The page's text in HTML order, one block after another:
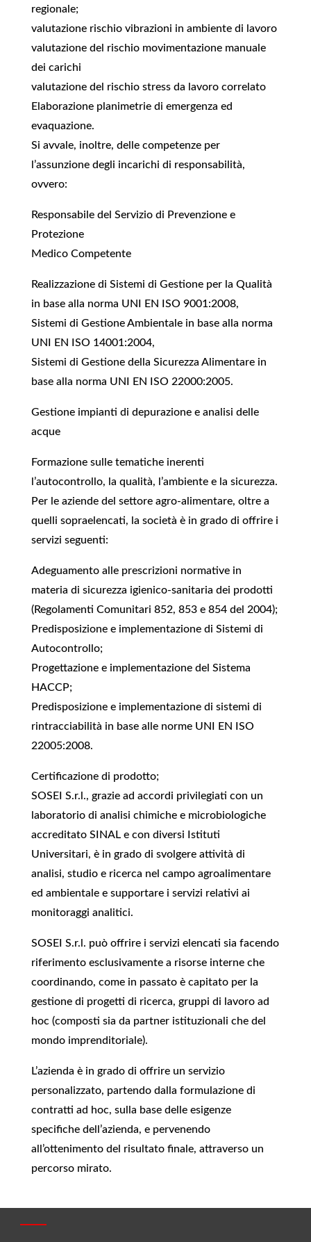
regionale;
valutazione rischio vibrazioni in ambiente di lavoro
valutazione del rischio movimentazione manuale
dei carichi
valutazione del rischio stress da lavoro correlato
Elaborazione planimetrie di emergenza ed
evaquazione.
Si avvale, inoltre, delle competenze per
l’assunzione degli incarichi di responsabilità,
ovvero:
Responsabile del Servizio di Prevenzione e
Protezione
Medico Competente
Realizzazione di Sistemi di Gestione per la Qualità
in base alla norma UNI EN ISO 9001:2008,
Sistemi di Gestione Ambientale in base alla norma
UNI EN ISO 14001:2004,
Sistemi di Gestione della Sicurezza Alimentare in
base alla norma UNI EN ISO 22000:2005.
Gestione impianti di depurazione e analisi delle
acque
Formazione sulle tematiche inerenti
l’autocontrollo, la qualità, l’ambiente e la sicurezza.
Per le aziende del settore agro-alimentare, oltre a
quelli sopraelencati, la società è in grado di offrire i
servizi seguenti:
Adeguamento alle prescrizioni normative in
materia di sicurezza igienico-sanitaria dei prodotti
(Regolamenti Comunitari 852, 853 e 854 del 2004);
Predisposizione e implementazione di Sistemi di
Autocontrollo;
Progettazione e implementazione del Sistema
HACCP;
Predisposizione e implementazione di sistemi di
rintracciabilità in base alle norme UNI EN ISO
22005:2008.
Certificazione di prodotto;
SOSEI S.r.l., grazie ad accordi privilegiati con un
laboratorio di analisi chimiche e microbiologiche
accreditato SINAL e con diversi Istituti
Universitari, è in grado di svolgere attività di
analisi, studio e ricerca nel campo agroalimentare
ed ambientale e supportare i servizi relativi ai
monitoraggi analitici.
SOSEI S.r.l. può offrire i servizi elencati sia facendo
riferimento esclusivamente a risorse interne che
coordinando, come in passato è capitato per la
gestione di progetti di ricerca, gruppi di lavoro ad
hoc (composti sia da partner istituzionali che del
mondo imprenditoriale).
L’azienda è in grado di offrire un servizio
personalizzato, partendo dalla formulazione di
contratti ad hoc, sulla base delle esigenze
specifiche dell’azienda, e pervenendo
all’ottenimento del risultato finale, attraverso un
percorso mirato.